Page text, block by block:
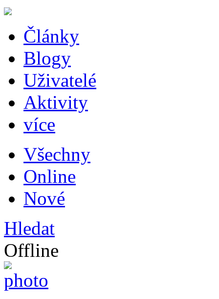
Články
Blogy
Uživatelé
Aktivity
více
Všechny
Online
Nové
Hledat
Offline